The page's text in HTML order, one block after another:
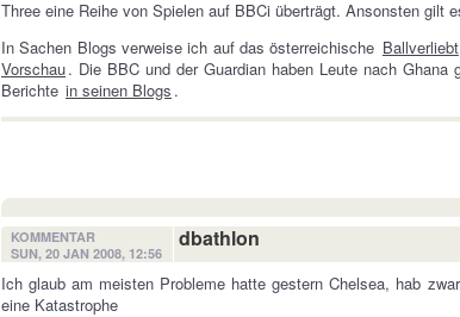
Three eine Reihe von Spielen auf BBCi überträgt. Ansonsten gilt
In Sachen Blogs verweise ich auf das österreichische Ballverliebt
Vorschau. Die BBC und der Guardian haben Leute nach
Berichte in seinen Blogs .
KOMMENTAR
SUN, 20 JAN 2008, 12:56
dbathlon
Ich glaub am meisten Probleme hatte gestern Chelsea, hab
eine Katastrophe